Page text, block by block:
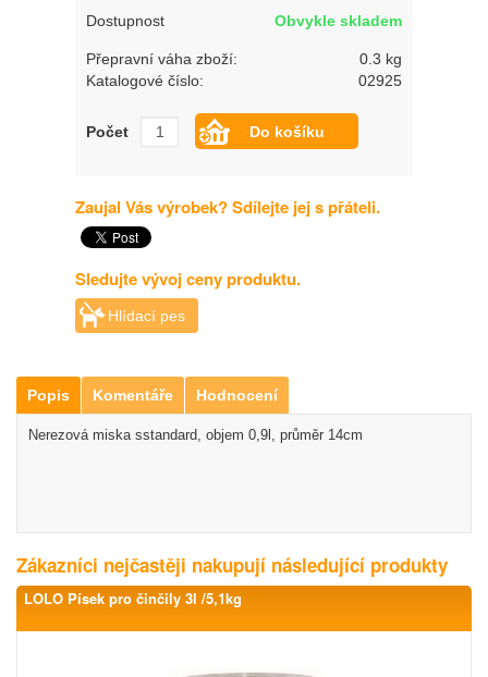
Dostupnost Obvykle skladem
Přepravní váha zboží:
0.3 kg
Katalogové číslo:
02925
Počet
Zaujal Vás výrobek? Sdílejte jej s přáteli.
Sledujte vývoj ceny produktu.
Hlídací pes
Popis Komentáře Hodnocení
Nerezová miska sstandard, objem 0,9l, průměr 14cm
Zákazníci nejčastěji nakupují následující produkty
LOLO Písek pro činčily 3l /5,1kg